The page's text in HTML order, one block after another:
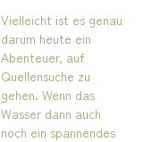
Vielleicht ist es genau
darum heute ein
Abenteuer, auf
Quellensuche zu
gehen. Wenn das
Wasser dann auch
noch ein spannendes